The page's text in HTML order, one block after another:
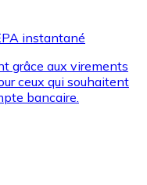
instantané
grâce aux virements
ceux qui souhaitent
bancaire.